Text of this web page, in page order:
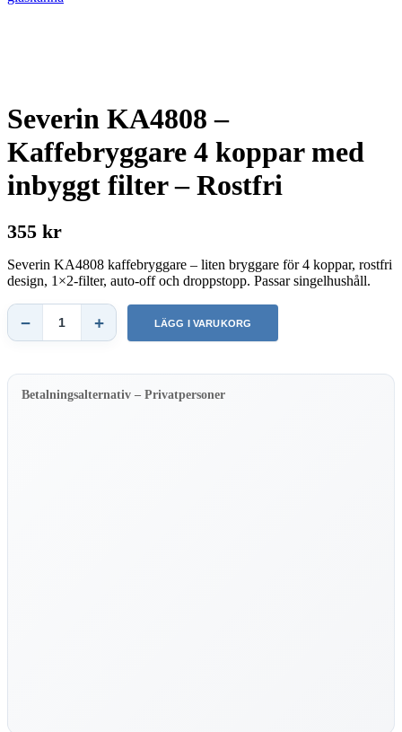
Severin KA4808 –
Kaffebryggare 4 koppar med
inbyggt filter – Rostfri
355 kr
Severin KA4808 kaffebryggare – liten bryggare för 4 koppar, rostfri
design, 1×2-filter, auto-off och droppstopp. Passar singelhushåll.
Severin
KA4808
Kaffebryggare
− + LÄGG I VARUKORG
Betalningsalternativ – Privatpersoner